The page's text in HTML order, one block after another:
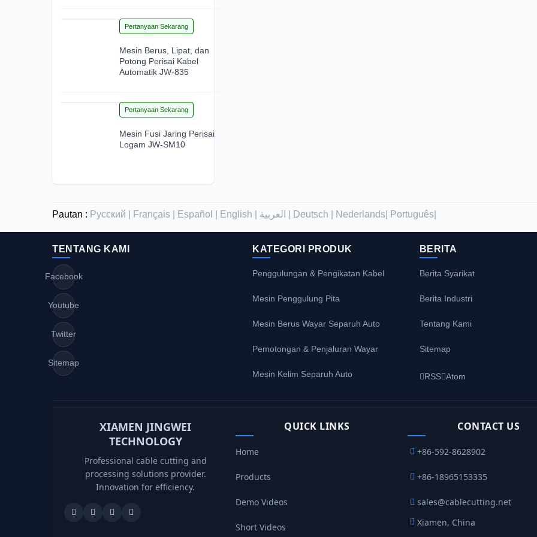
Pertanyaan Sekarang
Mesin Berus, Lipat, dan
Potong Perisai Kabel
Automatik JW-835
Pertanyaan Sekarang
Mesin Fusi Jaring Perisai
Logam JW-SM10
Pautan : Русский | Français | Español | English | Deutsch | Nederlands| Português|
TENTANG KAMI
Facebook
Youtube
Twitter
Sitemap
KATEGORI PRODUK
Penggulungan & Pengikatan Kabel
Mesin Penggulung Pita
Mesin Berus Wayar Separuh Auto
Pemotongan & Penjaluran Wayar
Mesin Kelim Separuh Auto
BERITA
Berita Syarikat
Berita Industri
Tentang Kami
Sitemap
RSS Atom
XIAMEN JINGWEI
TECHNOLOGY
Professional cable cutting and
processing solutions provider.
Innovation for efficiency.
QUICK LINKS
Home
Products
Demo Videos
Short Videos
CONTACT US
+86-592-8628902
+86-18965153335
sales@cablecutting.net
Xiamen, China